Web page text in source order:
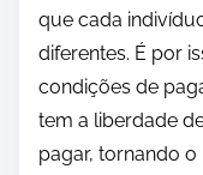
que cada
diferentes. É por
condições de
tem a liberdade
pagar, tornando